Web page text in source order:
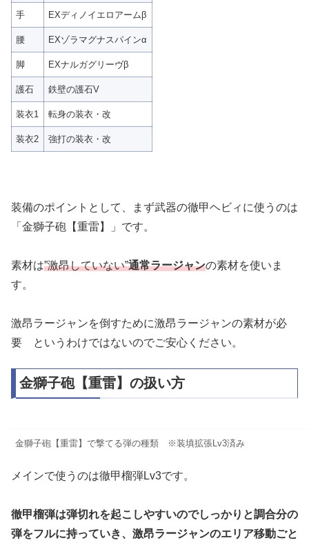
手 EXディノイエロアームβ
腰 EXゾラマグナスパインα
脚 EXナルガグリーヴβ
護石 鉄壁の護石V
装衣1 転身の装衣・改
装衣2 強打の装衣・改
装備のポイントとして、まず武器の徹甲ヘビィに使うのは
「金獅子砲【重雷】」です。
素材は”激昂していない”通常ラージャンの素材を使いま
す。
激昂ラージャンを倒すために激昂ラージャンの素材が必
要 というわけではないのでご安心ください。
金獅子砲【重雷】の扱い方
金獅子砲【重雷】で撃てる弾の種類 ※装填拡張Lv3済み
メインで使うのは徹甲榴弾Lv3です。
徹甲榴弾は弾切れを起こしやすいのでしっかりと調合分の
弾をフルに持っていき、激昂ラージャンのエリア移動ごと